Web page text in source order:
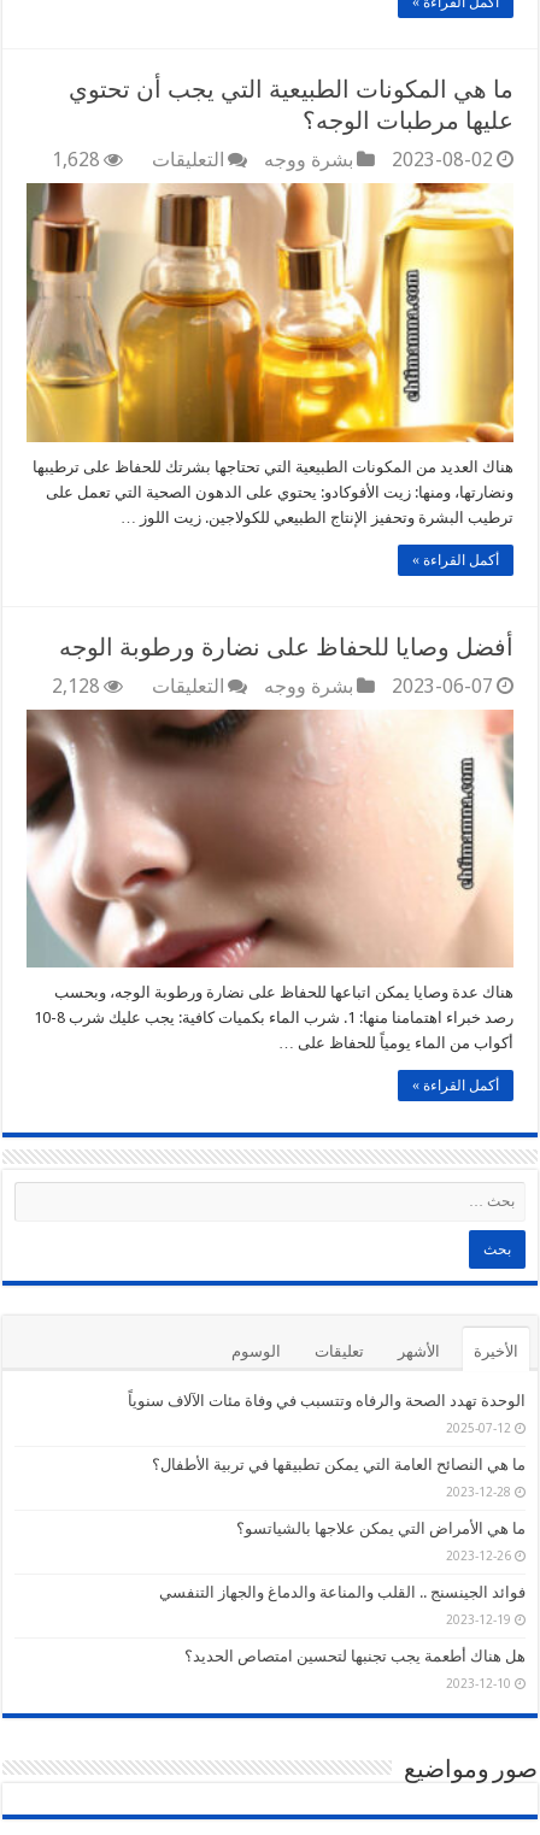
ما هي المكونات الطبيعية التي يجب أن تحتوي
عليها مرطبات الوجه؟
2023-08-02 بشرة ووجه التعليقات على
ما
هي
المكونات
الطبيعية
التي
يجب
أن
تحتوي
عليها
مرطبات
الوجه؟
مغلقة
1,628
هناك العديد من المكونات الطبيعية التي تحتاجها بشرتك للحفاظ على ترطيبها
ونضارتها، ومنها: زيت الأفوكادو: يحتوي على الدهون الصحية التي تعمل على
ترطيب البشرة وتحفيز الإنتاج الطبيعي للكولاجين. زيت اللوز …
أكمل القراءة »
أفضل وصايا للحفاظ على نضارة ورطوبة الوجه
2023-06-07 بشرة ووجه التعليقات على
أفضل
وصايا
للحفاظ
على
نضارة
ورطوبة
الوجه
مغلقة
2,128
هناك عدة وصايا يمكن اتباعها للحفاظ على نضارة ورطوبة الوجه، وبحسب
رصد خبراء اهتمامنا منها: 1. شرب الماء بكميات كافية: يجب عليك شرب 8-10
أكواب من الماء يومياً للحفاظ على …
أكمل القراءة »
الأخيرة الأشهر تعليقات الوسوم
الوحدة تهدد الصحة والرفاه وتتسبب في وفاة مئات الآلاف سنوياً
2025-07-12
ما هي النصائح العامة التي يمكن تطبيقها في تربية الأطفال؟
2023-12-28
ما هي الأمراض التي يمكن علاجها بالشياتسو؟
2023-12-26
فوائد الجينسنج .. القلب والمناعة والدماغ والجهاز التنفسي
2023-12-19
هل هناك أطعمة يجب تجنبها لتحسين امتصاص الحديد؟
2023-12-10
صور ومواضيع